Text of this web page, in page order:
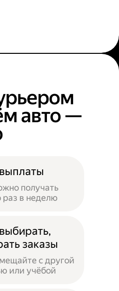
авто —
получать
раз в неделю
заказы
с другой
или учёбой